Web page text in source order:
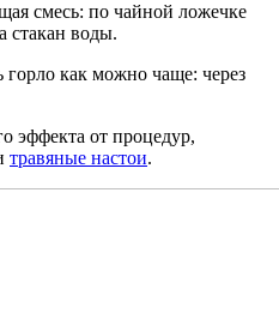
смесь: по чайной ложечке
стакан воды.
как можно чаще: через
эффекта от процедур,
травяные настои.